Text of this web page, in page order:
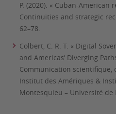
P. (2020). « Cuban-American
Continuities and strategic
62–78.
Colbert, C. R. T. « Digital
and Americas’ Diverging
Communication scientifique,
Institut des Amériques &
Montesquieu – Université de